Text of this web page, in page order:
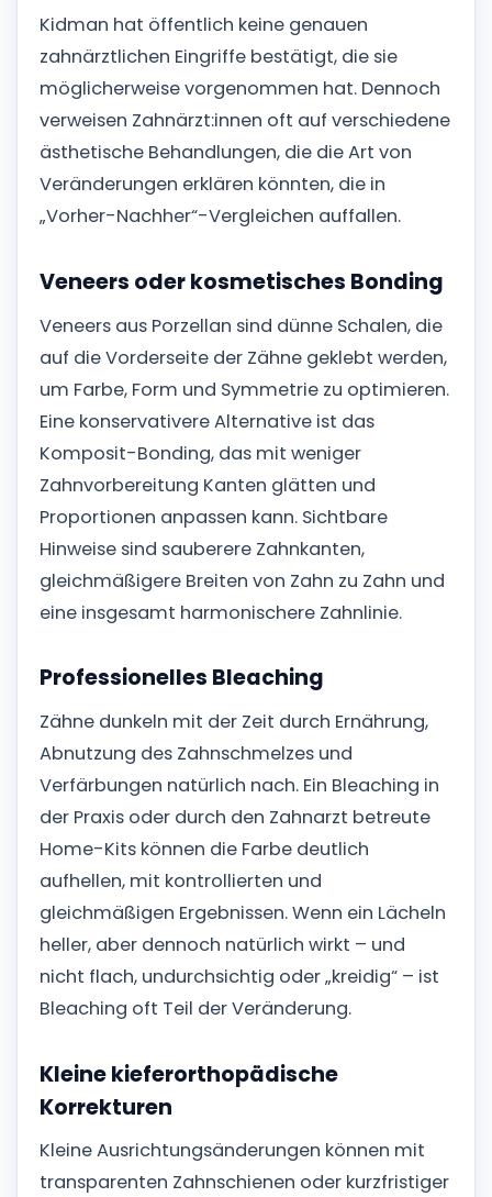
Kidman hat öffentlich keine genauen
zahnärztlichen Eingriffe bestätigt, die sie
möglicherweise vorgenommen hat. Dennoch
verweisen Zahnärzt:innen oft auf verschiedene
ästhetische Behandlungen, die die Art von
Veränderungen erklären könnten, die in
„Vorher-Nachher“-Vergleichen auffallen.
Veneers oder kosmetisches Bonding
Veneers aus Porzellan sind dünne Schalen, die
auf die Vorderseite der Zähne geklebt werden,
um Farbe, Form und Symmetrie zu optimieren.
Eine konservativere Alternative ist das
Komposit-Bonding, das mit weniger
Zahnvorbereitung Kanten glätten und
Proportionen anpassen kann. Sichtbare
Hinweise sind sauberere Zahnkanten,
gleichmäßigere Breiten von Zahn zu Zahn und
eine insgesamt harmonischere Zahnlinie.
Professionelles Bleaching
Zähne dunkeln mit der Zeit durch Ernährung,
Abnutzung des Zahnschmelzes und
Verfärbungen natürlich nach. Ein Bleaching in
der Praxis oder durch den Zahnarzt betreute
Home-Kits können die Farbe deutlich
aufhellen, mit kontrollierten und
gleichmäßigen Ergebnissen. Wenn ein Lächeln
heller, aber dennoch natürlich wirkt – und
nicht flach, undurchsichtig oder „kreidig“ – ist
Bleaching oft Teil der Veränderung.
Kleine kieferorthopädische
Korrekturen
Kleine Ausrichtungsänderungen können mit
transparenten Zahnschienen oder kurzfristiger